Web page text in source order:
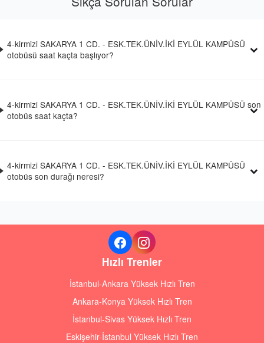
4-kirmizi SAKARYA 1 CD. - ESK.TEK.ÜNİV.İKİ EYLÜL KAMPÜSÜ
otobüsü saat kaçta başlıyor?
4-kirmizi SAKARYA 1 CD. - ESK.TEK.ÜNİV.İKİ EYLÜL KAMPÜSÜ son
otobüs saat kaçta?
4-kirmizi SAKARYA 1 CD. - ESK.TEK.ÜNİV.İKİ EYLÜL KAMPÜSÜ
otobüs son durağı neresi?
Hızlı Trenler
İstanbul-Ankara Yüksek Hızlı Tren
Ankara-Konya Yüksek Hızlı Tren
İstanbul-Sivas Yüksek Hızlı Tren
Eskişehir-İstanbul Yüksek Hızlı Tren